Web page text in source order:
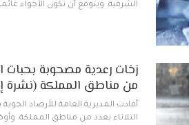
الشرقية. ويتوقع أن تكون الأجواء
زخات رعدية مصحوبة بحبات
من مناطق المملكة (نشرة
أفادت المديرية العامة للأرصاد
الثلاثاء بعدد من مناطق المملكة.